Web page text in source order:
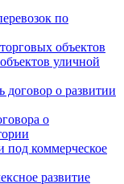
по
объектов
уличной
о развитии
о
под коммерческое
развитие